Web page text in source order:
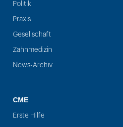
Politik
Praxis
Gesellschaft
Zahnmedizin
News-Archiv
CME
Erste Hilfe